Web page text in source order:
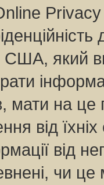
який
на це
від
від
чи